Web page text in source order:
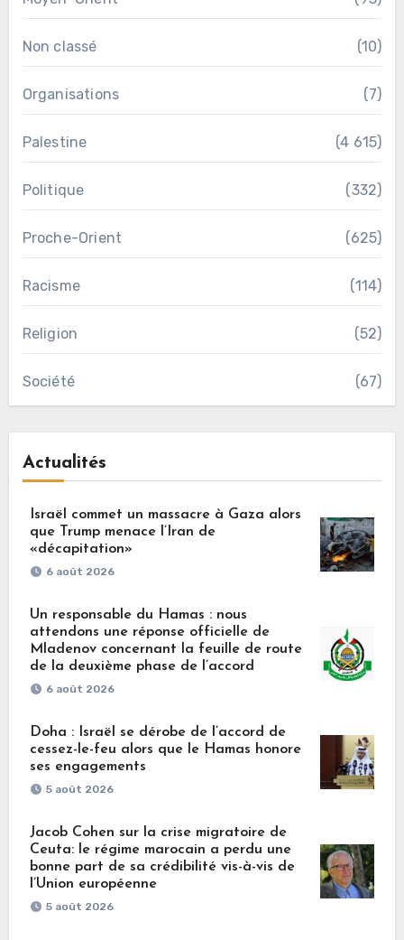
Non classé (10)
Organisations (7)
Palestine (4 615)
Politique (332)
Proche-Orient (625)
Racisme (114)
Religion (52)
Société (67)
Actualités
Israël commet un massacre à Gaza alors
que Trump menace l’Iran de
«décapitation»
6 août 2026
Un responsable du Hamas : nous
attendons une réponse officielle de
Mladenov concernant la feuille de route
de la deuxième phase de l’accord
6 août 2026
Doha : Israël se dérobe de l’accord de
cessez-le-feu alors que le Hamas honore
ses engagements
5 août 2026
Jacob Cohen sur la crise migratoire de
Ceuta: le régime marocain a perdu une
bonne part de sa crédibilité vis-à-vis de
l’Union européenne
5 août 2026